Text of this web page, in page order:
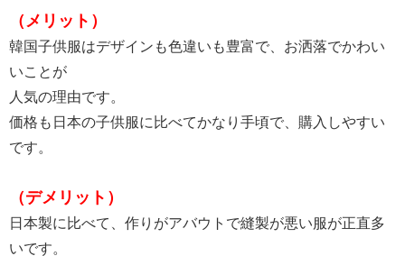
（メリット）
韓国子供服はデザインも色違いも豊富で、お洒落でかわい
いことが
人気の理由です。
価格も日本の子供服に比べてかなり手頃で、購入しやすい
です。
（デメリット）
日本製に比べて、作りがアバウトで縫製が悪い服が正直多
いです。